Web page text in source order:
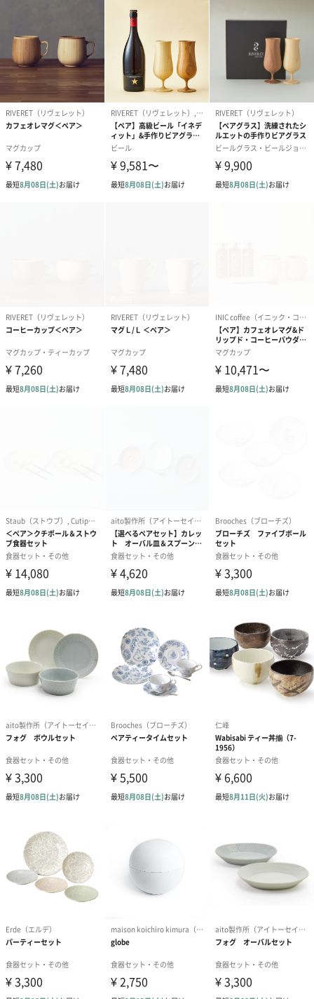
ナチュラル志向の女性を中心に、ご結婚祝いなどのギフトとして
ご利用いただいております。また退職祝い、木婚式、父の日、母
の日、引っ越し祝いなどにもおすすめです。
｢松は千歳を契り、竹は万代を契る｣
RIVERETの商品はすべて天然の竹で作られております。古来より
縁起物の象徴とされてきた竹は、その強靭な萌芽力、成長力、常
特許を取得したコーティング技術「ロハスコート」
ロハスコートとは、天然緑茶成分配合の塗料と、竹本来の持つフ
ィトンチッドの相乗効果で「大腸菌・黄色ブドウ球菌の抑制」を
実証した独自開発のコーティング技術です。RIVERET の食器は全
6層レイヤーコーティング
ワインやコーヒーなどの色移りや色染みを防ぐ、素材内部まで浸
透させる6層コーティングを実施。普段の食器と変わらず安心して
食洗機対応
RIVERET の食器は全て食洗機に対応。天然素材食器では稀にみ
器やガラス製食器と変わらず、食器用中性洗剤で洗うことが可能
です。
※ 推奨温水設定 70℃以下。
※ 研磨剤・漂白剤等が含まれた食洗機用洗剤はご使用できませ
ん。
RIVERET（リヴェレット）
工技術まですべてを一から見直し、さまざまな試行錯誤によっ